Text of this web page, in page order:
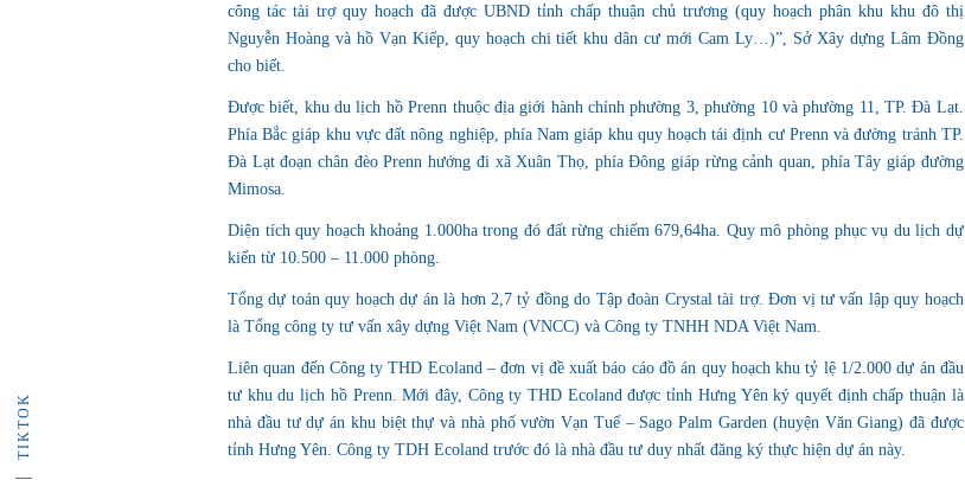
TIKTOK
công tác tài trợ quy hoạch đã được UBND tỉnh chấp thuận chủ trương (quy hoạch phân khu khu đô thị
Nguyễn Hoàng và hồ Vạn Kiếp, quy hoạch chi tiết khu dân cư mới Cam Ly…)”, Sở Xây dựng Lâm Đồng
cho biết.
Được biết, khu du lịch hồ Prenn thuộc địa giới hành chính phường 3, phường 10 và phường 11, TP. Đà Lạt.
Phía Bắc giáp khu vực đất nông nghiệp, phía Nam giáp khu quy hoạch tái định cư Prenn và đường tránh TP.
Đà Lạt đoạn chân đèo Prenn hướng đi xã Xuân Thọ, phía Đông giáp rừng cảnh quan, phía Tây giáp đường
Mimosa.
Diện tích quy hoạch khoảng 1.000ha trong đó đất rừng chiếm 679,64ha. Quy mô phòng phục vụ du lịch dự
kiến từ 10.500 – 11.000 phòng.
Tổng dự toán quy hoạch dự án là hơn 2,7 tỷ đồng do Tập đoàn Crystal tài trợ. Đơn vị tư vấn lập quy hoạch
là Tổng công ty tư vấn xây dựng Việt Nam (VNCC) và Công ty TNHH NDA Việt Nam.
Liên quan đến Công ty THD Ecoland – đơn vị đề xuất báo cáo đồ án quy hoạch khu tỷ lệ 1/2.000 dự án đầu
tư khu du lịch hồ Prenn. Mới đây, Công ty THD Ecoland được tỉnh Hưng Yên ký quyết định chấp thuận là
nhà đầu tư dự án khu biệt thự và nhà phố vườn Vạn Tuế – Sago Palm Garden (huyện Văn Giang) đã được
tỉnh Hưng Yên. Công ty TDH Ecoland trước đó là nhà đầu tư duy nhất đăng ký thực hiện dự án này.